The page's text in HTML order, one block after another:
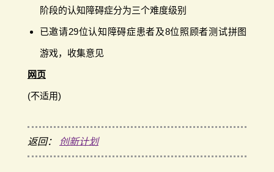
阶段的认知障碍症分为三个难度级别
已邀请29位认知障碍症患者及8位照顾者测试拼图
游戏，收集意见
网页
(不适用)
返回： 创新计划